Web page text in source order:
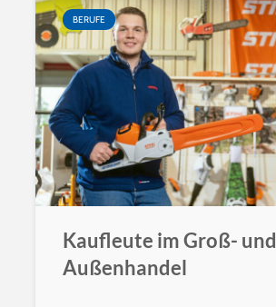
BERUFE
Kaufleute im Groß- und
Außenhandel